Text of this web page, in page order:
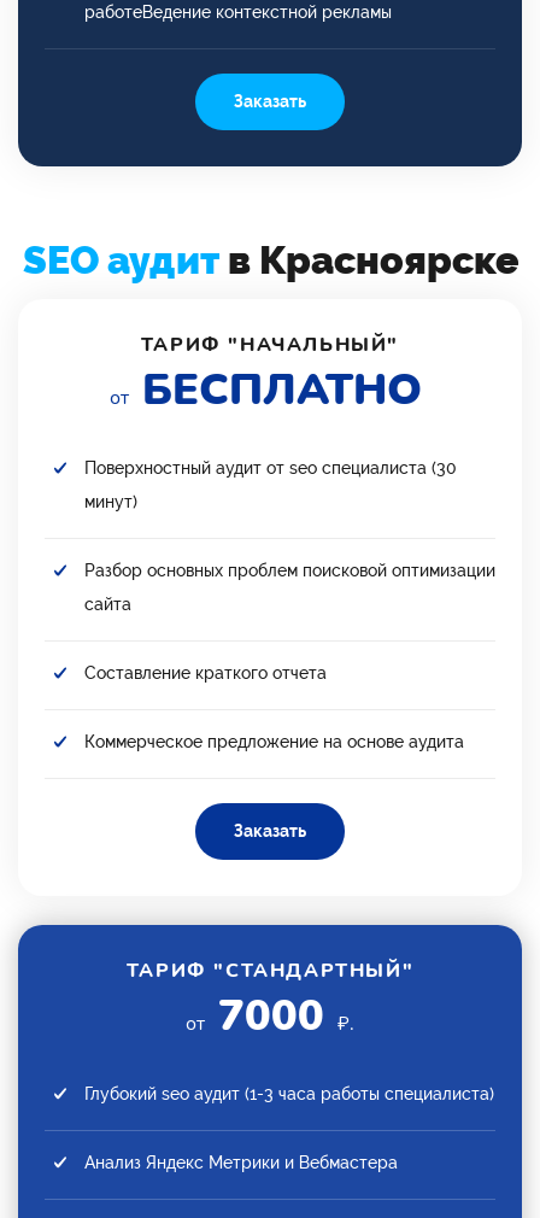
работеВедение контекстной рекламы
Заказать
SEO аудитв Красноярске
ТАРИФ "НАЧАЛЬНЫЙ"
от БЕСПЛАТНО
Поверхностный аудит от seo специалиста (30
минут)
Разбор основных проблем поисковой оптимизации
сайта
Составление краткого отчета
Коммерческое предложение на основе аудита
Заказать
ТАРИФ "СТАНДАРТНЫЙ"
от 7000 ₽.
Глубокий seo аудит (1-3 часа работы специалиста)
Анализ Яндекс Метрики и Вебмастера